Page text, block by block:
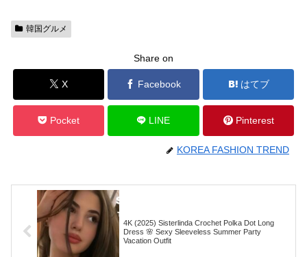
韓国グルメ
Share on
X Facebook はてブ
Pocket LINE Pinterest
KOREA FASHION TREND
4K (2025) Sisterlinda Crochet Polka Dot Long
Dress 🌸 Sexy Sleeveless Summer Party
Vacation Outfit